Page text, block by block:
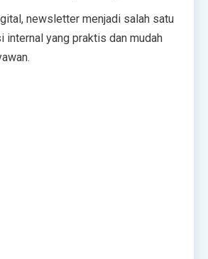
newsletter menjadi salah satu
internal yang praktis dan mudah